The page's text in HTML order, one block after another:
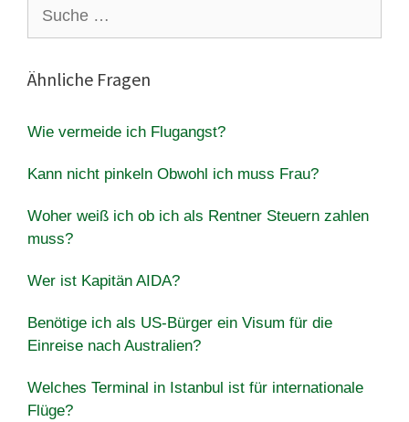
nach:
Ähnliche Fragen
Wie vermeide ich Flugangst?
Kann nicht pinkeln Obwohl ich muss Frau?
Woher weiß ich ob ich als Rentner Steuern zahlen
muss?
Wer ist Kapitän AIDA?
Benötige ich als US-Bürger ein Visum für die
Einreise nach Australien?
Welches Terminal in Istanbul ist für internationale
Flüge?